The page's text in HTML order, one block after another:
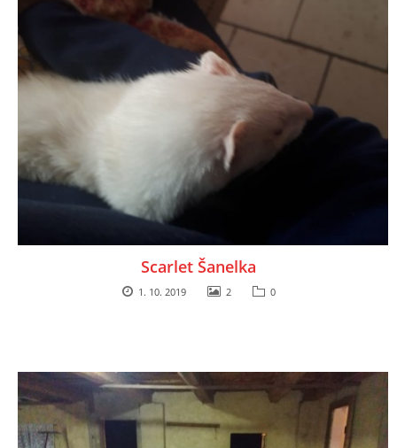
Scarlet Šanelka
1. 10. 2019 2 0